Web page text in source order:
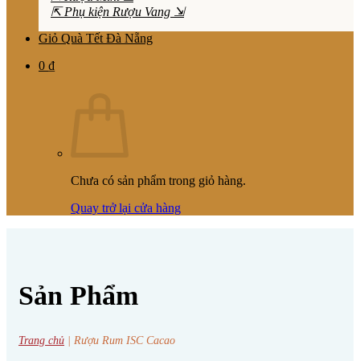
⇱ Phụ kiện Rượu Vang ⇲
Giỏ Quà Tết Đà Nẵng
0 ₫
Chưa có sản phẩm trong giỏ hàng.
Quay trở lại cửa hàng
Sản Phẩm
Trang chủ Rượu Rum ISC Cacao